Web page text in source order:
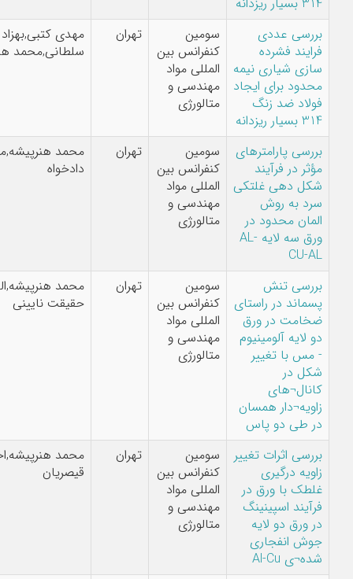
عددی
فشرده
شیاری نیمه
برای ایجاد
ضد زنگ
سومین
کنفرانس بین
المللی مواد
مهندسی و
متالورژی
تهران
مهدی کتبی,بهزاد
سلطانی,محمد هنرپیشه
پارامترهای
فرآیند
دهی غلتکی
روش
محدود در
ورق سه لایه AL-
سومین
کنفرانس بین
المللی مواد
مهندسی و
متالورژی
تهران
محمد هنرپیشه,مهران
تنش
در راستای
در ورق
آلومینیوم
تغییر
همسان
دو پاس
سومین
کنفرانس بین
المللی مواد
مهندسی و
متالورژی
تهران
محمد هنرپیشه,الهام
حقیقت نایینی
اثرات تغییر
درگیری
با ورق در
اسپینینگ
دو لایه
سومین
کنفرانس بین
المللی مواد
مهندسی و
متالورژی
تهران
محمد هنرپیشه,احمد